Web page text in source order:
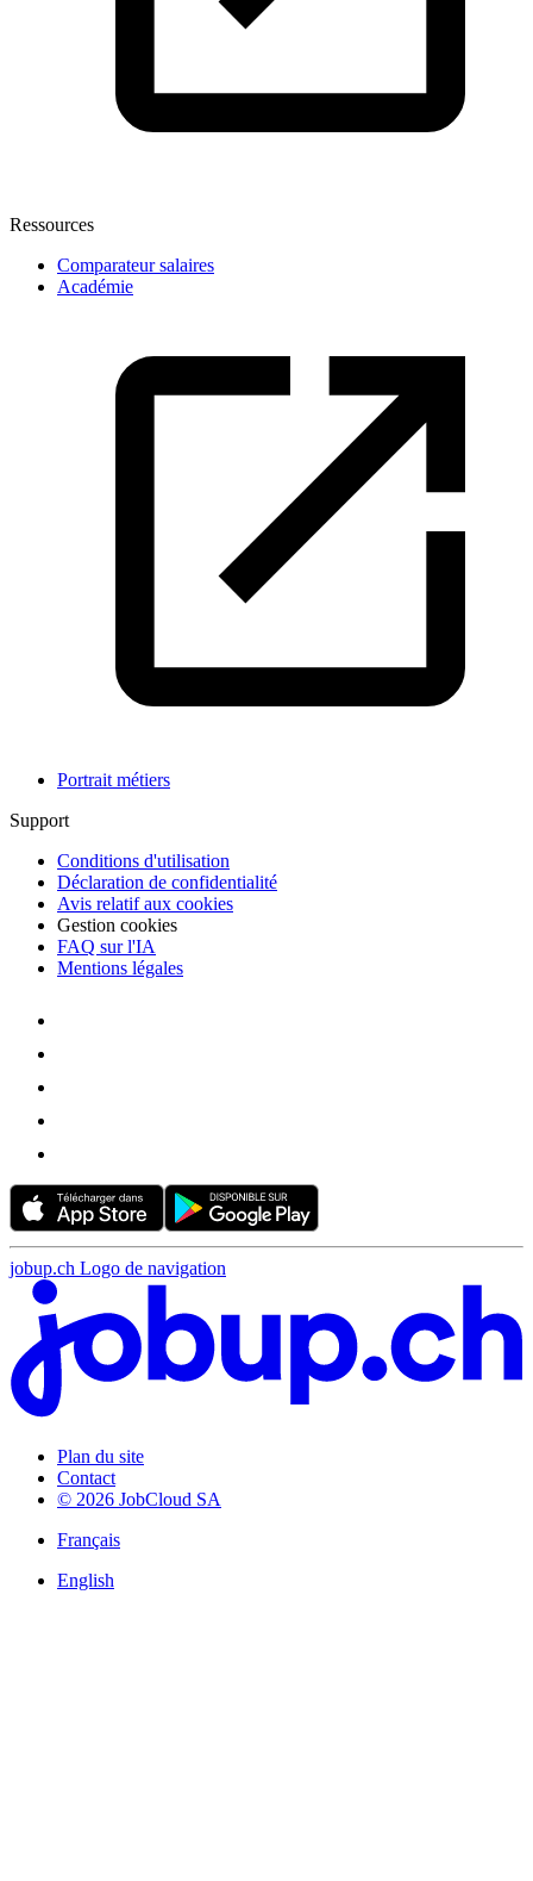
Ressources
Comparateur salaires
Académie
Portrait métiers
Support
Conditions d'utilisation
Déclaration de confidentialité
Avis relatif aux cookies
Gestion cookies
FAQ sur l'IA
Mentions légales
jobup.ch Logo de navigation
Plan du site
Contact
© 2026 JobCloud SA
Français
English